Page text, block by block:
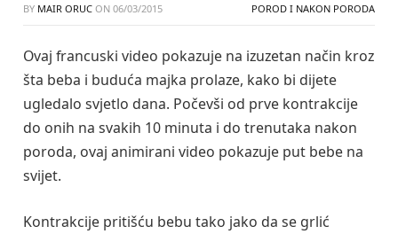
BY MAIR ORUC ON 06/03/2015 POROD I NAKON PORODA
Ovaj francuski video pokazuje na izuzetan način kroz
šta beba i buduća majka prolaze, kako bi dijete
ugledalo svjetlo dana. Počevši od prve kontrakcije
do onih na svakih 10 minuta i do trenutaka nakon
poroda, ovaj animirani video pokazuje put bebe na
svijet.
Kontrakcije pritišću bebu tako jako da se grlić